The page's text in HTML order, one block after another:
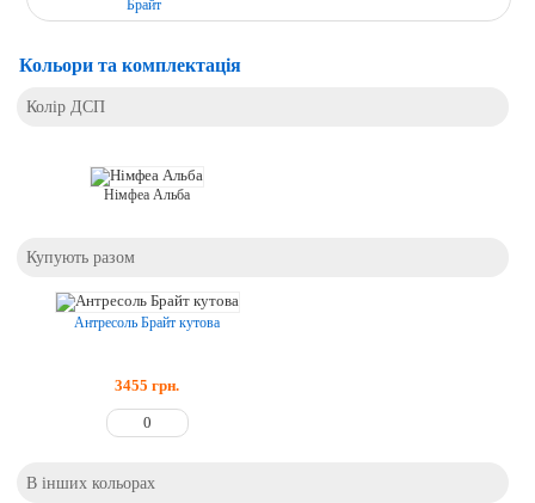
Брайт
Кольори та комплектація
Колір ДСП
Німфеа Альба
Купують разом
Антресоль Брайт кутова
3455 грн.
В інших кольорах